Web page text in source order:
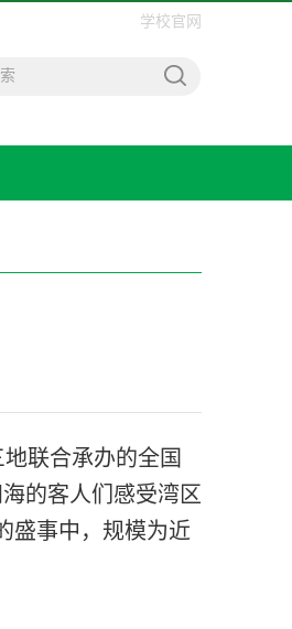
学校官网
联合承办的全国
的客人们感受湾区
盛事中，规模为近